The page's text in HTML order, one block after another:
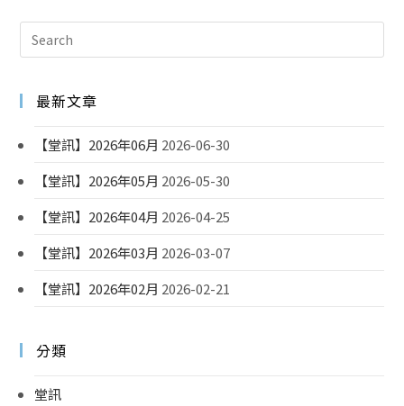
最新文章
【堂訊】2026年06月 2026-06-30
【堂訊】2026年05月 2026-05-30
【堂訊】2026年04月 2026-04-25
【堂訊】2026年03月 2026-03-07
【堂訊】2026年02月 2026-02-21
分類
堂訊